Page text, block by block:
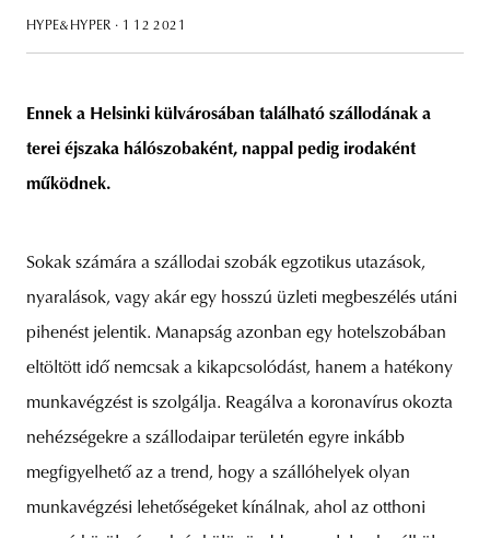
HYPE&HYPER · 1 12 2021
Ennek a Helsinki külvárosában található szállodának a
terei éjszaka hálószobaként, nappal pedig irodaként
működnek.
Sokak számára a szállodai szobák egzotikus utazások,
nyaralások, vagy akár egy hosszú üzleti megbeszélés utáni
pihenést jelentik. Manapság azonban egy hotelszobában
eltöltött idő nemcsak a kikapcsolódást, hanem a hatékony
munkavégzést is szolgálja. Reagálva a koronavírus okozta
nehézségekre a szállodaipar területén egyre inkább
megfigyelhető az a trend, hogy a szállóhelyek olyan
munkavégzési lehetőségeket kínálnak, ahol az otthoni